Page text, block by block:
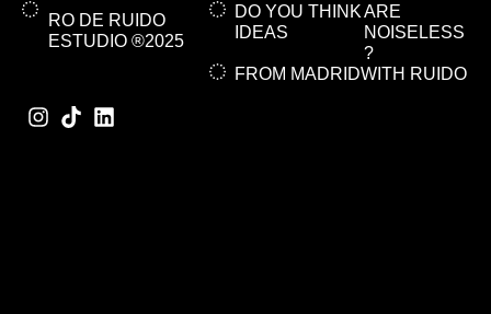
RO DE RUIDO
ESTUDIO ®2025
DO YOU THINK
IDEAS
ARE
NOISELESS
?
FROM MADRIDWITH RUIDO